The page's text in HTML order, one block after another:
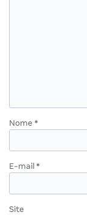
Nome *
E-mail *
Site